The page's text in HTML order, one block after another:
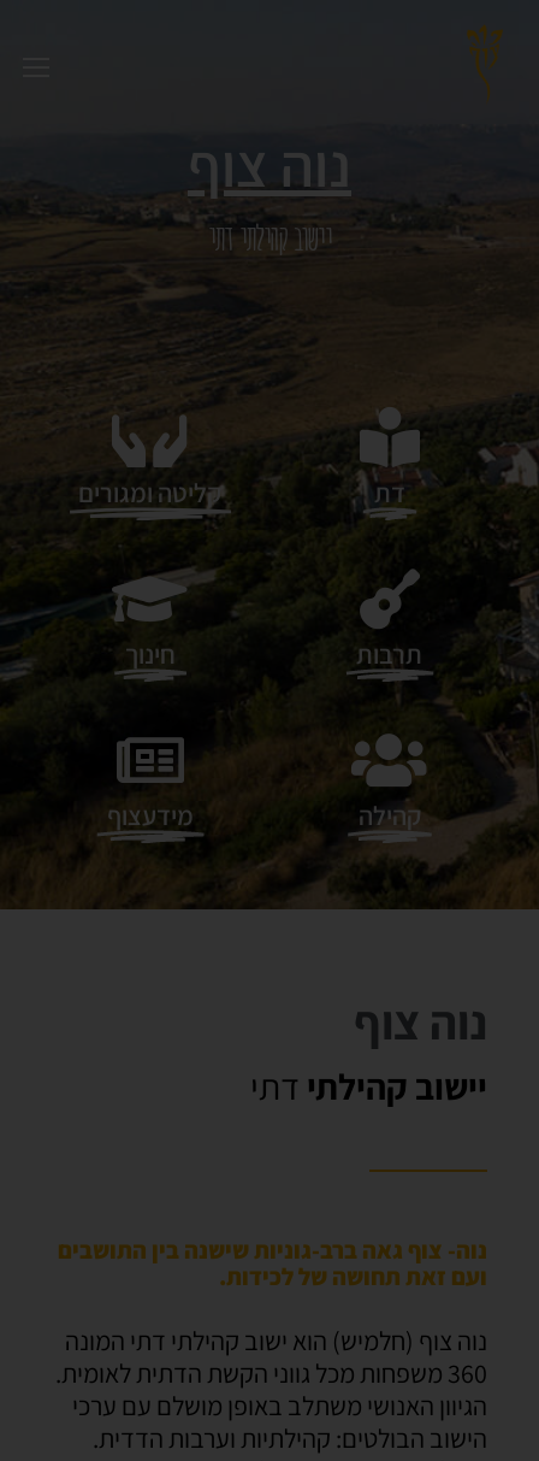
נוה צוף
יישוב קהילתי דתי
דת קליטה ומגורים
תרבות חינוך
קהילה מידעצוף
נוה צוף
יישוב קהילתי דתי
נוה- צוף גאה ברב-גוניות שישנה בין התושבים
ועם זאת תחושה של לכידות.
נוה צוף (חלמיש) הוא ישוב קהילתי דתי המונה
360 משפחות מכל גווני הקשת הדתית לאומית.
הגיוון האנושי משתלב באופן מושלם עם ערכי
הישוב הבולטים: קהילתיות וערבות הדדית.